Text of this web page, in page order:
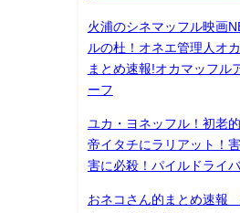
火浦のシネマッフル映画
ルの杜！オネエ管理人オ
まとめ速報!オカマッフル
ーフ
ユカ・ヨネッフル！初老
帝イタチにラリアット！
害に必殺！パイルドライ
おネコさん的まとめ速報